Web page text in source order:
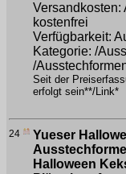
Versandkosten:
kostenfrei
Verfügbarkeit:
Kategorie: /
/
Seit der
erfolgt sein**/Link*
24
Yueser
Halloween